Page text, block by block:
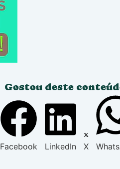
Gostou deste
Facebook LinkedIn X